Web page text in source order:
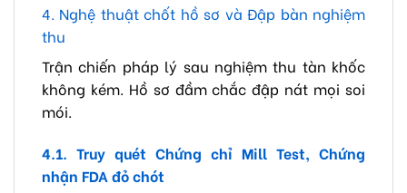
4. Nghệ thuật chốt hồ sơ và Đập bàn nghiệm
thu
Trận chiến pháp lý sau nghiệm thu tàn khốc
không kém. Hồ sơ đầm chắc đập nát mọi soi
mói.
4.1. Truy quét Chứng chỉ Mill Test, Chứng
nhận FDA đỏ chót